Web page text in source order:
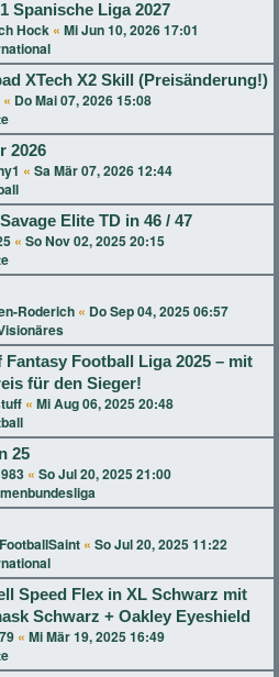
Spanische Liga 2027
Hock « Mi Jun 10, 2026 17:01
XTech X2 Skill (Preisänderung!)
« Do Mai 07, 2026 15:08
2026
« Sa Mär 07, 2026 12:44
Elite TD in 46 / 47
« So Nov 02, 2025 20:15
Roderich « Do Sep 04, 2025 06:57
Fantasy Football Liga 2025 – mit
für den Sieger!
« Mi Aug 06, 2025 20:48
25
« So Jul 20, 2025 21:00
« So Jul 20, 2025 11:22
Speed Flex in XL Schwarz mit
Schwarz + Oakley Eyeshield
« Mi Mär 19, 2025 16:49